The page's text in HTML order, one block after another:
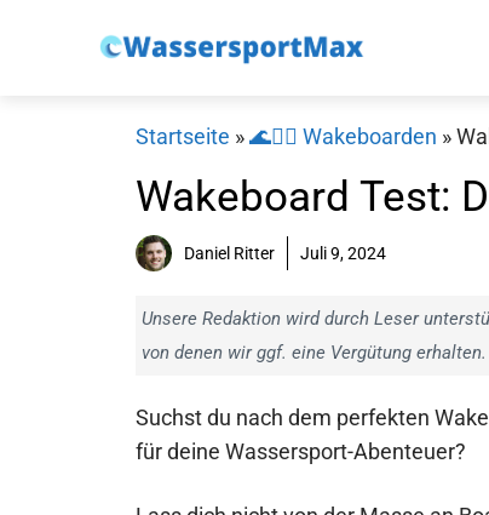
Startseite »🌊🏄‍♂️ Wakeboarden »
Wakeboard Test:
Daniel Ritter Juli 9, 2024
Unsere Redaktion wird durch Leser
von denen wir ggf. eine Vergütung erhalten.
Suchst du nach dem perfekten
für deine Wassersport-Abenteuer?